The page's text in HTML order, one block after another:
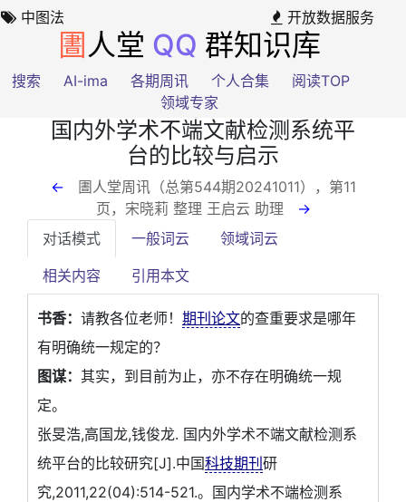
中图法 开放数据服务
圕 人堂 QQ 群知识库
搜索 AI-ima 各期周讯 个人合集
阅读TOP
领域专家
国内外学术不端文献检测系统平
台的比较与启示
←
圕人堂周讯（总第544期20241011），第11
页 ，宋晓莉 整理 王启云 助理
→
对话模式
一般词云 领域词云
相关内容 引用本文
书香： 请教各位老师！ 期刊论文的查重要求是哪年
有明确统一规定的？
图谋： 其实，到目前为止，亦不存在明确统一规
定。
张旻浩,高国龙,钱俊龙. 国内外学术不端文献检测系
统平台的比较研究[J].中国科技期刊研
究,2011,22(04):514-521.。国内学术不端检测系